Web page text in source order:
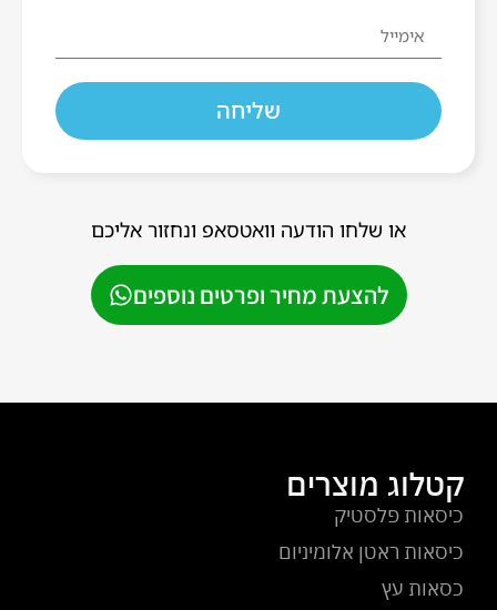
שליחה
או שלחו הודעה וואטסאפ ונחזור אליכם
להצעת מחיר ופרטים נוספים
קטלוג מוצרים
כיסאות פלסטיק
כיסאות ראטן אלומיניום
כסאות עץ